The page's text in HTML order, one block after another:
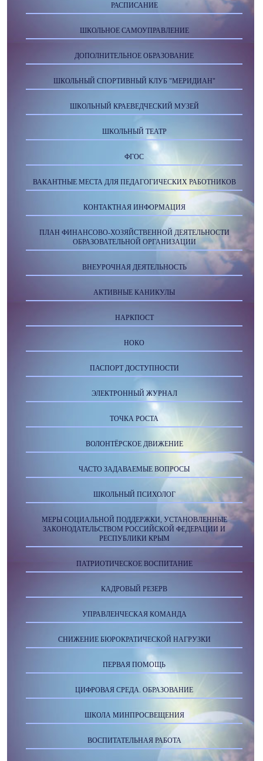
РАСПИСАНИЕ
ШКОЛЬНОЕ САМОУПРАВЛЕНИЕ
ДОПОЛНИТЕЛЬНОЕ ОБРАЗОВАНИЕ
ШКОЛЬНЫЙ СПОРТИВНЫЙ КЛУБ "МЕРИДИАН"
ШКОЛЬНЫЙ КРАЕВЕДЧЕСКИЙ МУЗЕЙ
ШКОЛЬНЫЙ ТЕАТР
ФГОС
ВАКАНТНЫЕ МЕСТА ДЛЯ ПЕДАГОГИЧЕСКИХ РАБОТНИКОВ
КОНТАКТНАЯ ИНФОРМАЦИЯ
ПЛАН ФИНАНСОВО-ХОЗЯЙСТВЕННОЙ ДЕЯТЕЛЬНОСТИ
ОБРАЗОВАТЕЛЬНОЙ ОРГАНИЗАЦИИ
ВНЕУРОЧНАЯ ДЕЯТЕЛЬНОСТЬ
АКТИВНЫЕ КАНИКУЛЫ
НАРКПОСТ
НОКО
ПАСПОРТ ДОСТУПНОСТИ
ЭЛЕКТРОННЫЙ ЖУРНАЛ
ТОЧКА РОСТА
ВОЛОНТЁРСКОЕ ДВИЖЕНИЕ
ЧАСТО ЗАДАВАЕМЫЕ ВОПРОСЫ
ШКОЛЬНЫЙ ПСИХОЛОГ
МЕРЫ СОЦИАЛЬНОЙ ПОДДЕРЖКИ, УСТАНОВЛЕННЫЕ
ЗАКОНОДАТЕЛЬСТВОМ РОССИЙСКОЙ ФЕДЕРАЦИИ И
РЕСПУБЛИКИ КРЫМ
ПАТРИОТИЧЕСКОЕ ВОСПИТАНИЕ
КАДРОВЫЙ РЕЗЕРВ
УПРАВЛЕНЧЕСКАЯ КОМАНДА
СНИЖЕНИЕ БЮРОКРАТИЧЕСКОЙ НАГРУЗКИ
ПЕРВАЯ ПОМОЩЬ
ЦИФРОВАЯ СРЕДА. ОБРАЗОВАНИЕ
ШКОЛА МИНПРОСВЕЩЕНИЯ
ВОСПИТАТЕЛЬНАЯ РАБОТА